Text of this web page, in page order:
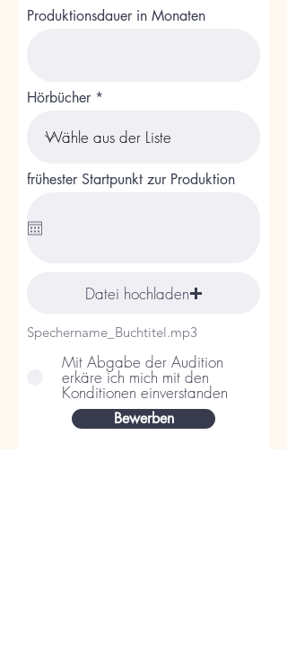
Produktionsdauer in Monaten
Hörbücher
frühester Startpunkt zur Produktion
Datei hochladen
Spechername_Buchtitel.mp3
Mit Abgabe der Audition
erkäre ich mich mit den
Konditionen einverstanden
Bewerben